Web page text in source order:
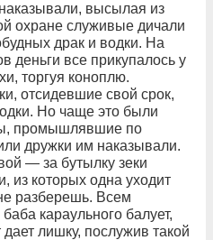
высылая из
охране служивые дичали
драк и водки. На
деньги все прикупалось у
торгуя коноплю.
отсидевшие свой срок,
Но чаще это были
промышлявшие по
дружки им наказывали.
— за бутылку зеки
из которых одна уходит
разберешь. Всем
караульного балует,
лишку, послужив такой